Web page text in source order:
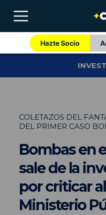
Hazte Socio
COLETAZOS DEL
DEL PRIMER CASO
Bombas en
sale de la
por criticar
Ministerio